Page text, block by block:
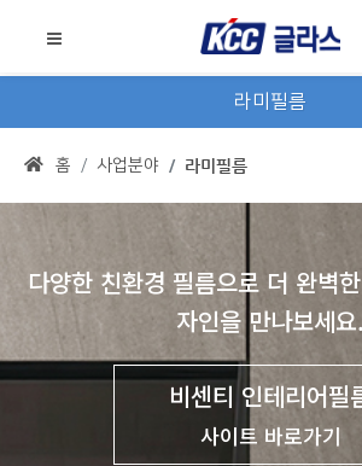
라미필름
홈 사업분야 라미필름
다양한 친환경 필름으로 더 완벽
자인을 만나보세
비센티 인테리어필
사이트 바로가기